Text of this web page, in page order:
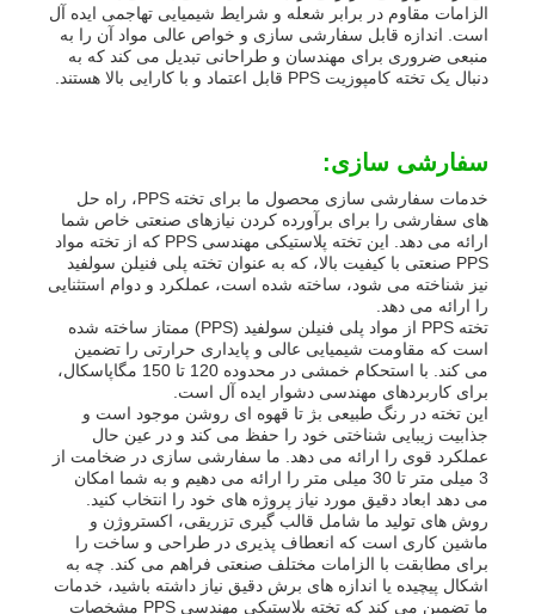
الزامات مقاوم در برابر شعله و شرایط شیمیایی تهاجمی ایده آل
است. اندازه قابل سفارشی سازی و خواص عالی مواد آن را به
منبعی ضروری برای مهندسان و طراحانی تبدیل می کند که به
دنبال یک تخته کامپوزیت PPS قابل اعتماد و با کارایی بالا هستند.
سفارشی سازی:
خدمات سفارشی سازی محصول ما برای تخته PPS، راه حل
های سفارشی را برای برآورده کردن نیازهای صنعتی خاص شما
ارائه می دهد. این تخته پلاستیکی مهندسی PPS که از تخته مواد
PPS صنعتی با کیفیت بالا، که به عنوان تخته پلی فنیلن سولفید
نیز شناخته می شود، ساخته شده است، عملکرد و دوام استثنایی
را ارائه می دهد.
تخته PPS از مواد پلی فنیلن سولفید (PPS) ممتاز ساخته شده
است که مقاومت شیمیایی عالی و پایداری حرارتی را تضمین
می کند. با استحکام خمشی در محدوده 120 تا 150 مگاپاسکال،
برای کاربردهای مهندسی دشوار ایده آل است.
این تخته در رنگ طبیعی بژ تا قهوه ای روشن موجود است و
جذابیت زیبایی شناختی خود را حفظ می کند و در عین حال
عملکرد قوی را ارائه می دهد. ما سفارشی سازی در ضخامت از
3 میلی متر تا 30 میلی متر را ارائه می دهیم و به شما امکان
می دهد ابعاد دقیق مورد نیاز پروژه های خود را انتخاب کنید.
روش های تولید ما شامل قالب گیری تزریقی، اکستروژن و
ماشین کاری است که انعطاف پذیری در طراحی و ساخت را
برای مطابقت با الزامات مختلف صنعتی فراهم می کند. چه به
اشکال پیچیده یا اندازه های برش دقیق نیاز داشته باشید، خدمات
ما تضمین می کند که تخته پلاستیکی مهندسی PPS مشخصات